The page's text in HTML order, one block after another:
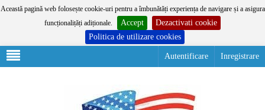
Această pagină web folosește cookie-uri pentru a îmbunătăți experiența de navigare și a asigura
funcționalițăți adiționale.
Accept
Dezactivati cookie
Politica de utilizare cookies
Autentificare Inregistrare